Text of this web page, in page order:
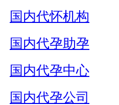
国内代怀机构
国内代孕助孕
国内代孕中心
国内代孕公司